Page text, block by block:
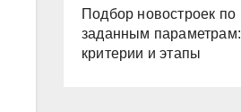
Подбор новостроек по
заданным параметрам:
критерии и этапы